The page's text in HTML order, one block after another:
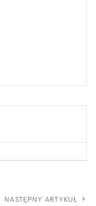
NASTĘPNY ARTYKUŁ